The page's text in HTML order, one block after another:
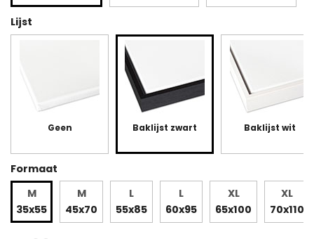
Lijst
Geen Baklijst zwart Baklijst wit
Formaat
M
35x55
M
45x70
L
55x85
L
60x95
XL
65x100
XL
70x110